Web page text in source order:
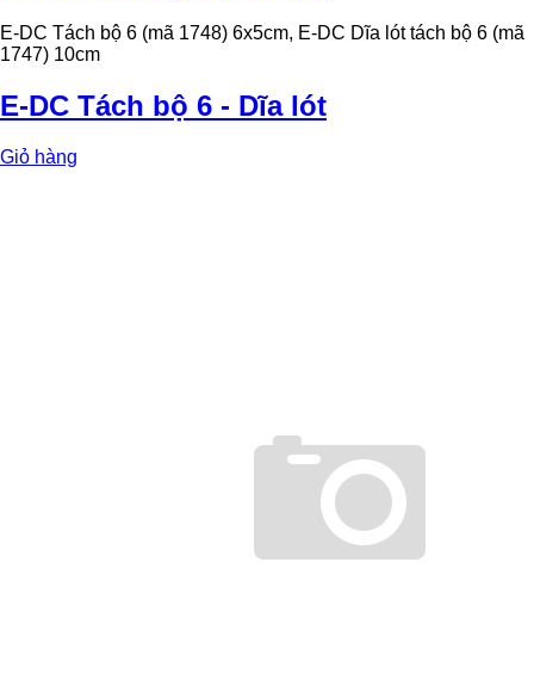
E-DC Tách bộ 6 (mã 1748) 6x5cm, E-DC Dĩa lót tách bộ 6 (mã
1747) 10cm
E-DC Tách bộ 6 - Dĩa lót
Giỏ hàng